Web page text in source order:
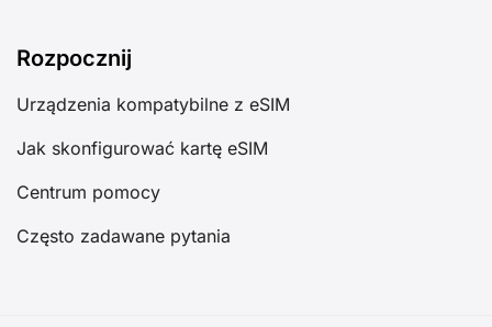
Rozpocznij
Urządzenia kompatybilne z eSIM
Jak skonfigurować kartę eSIM
Centrum pomocy
Często zadawane pytania